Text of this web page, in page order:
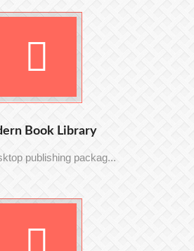
Book Library
publishing packag...